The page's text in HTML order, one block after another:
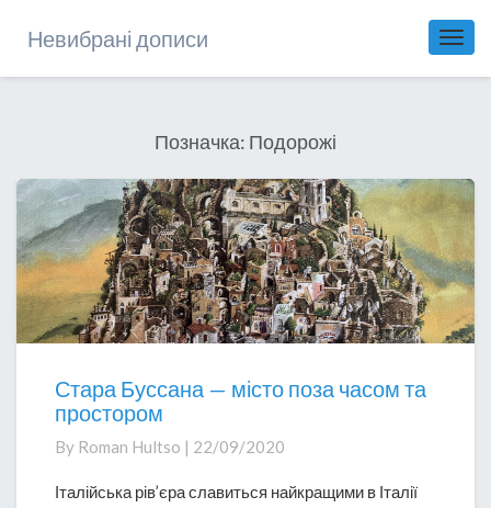
Невибрані дописи
Позначка: Подорожі
Стара
Буссана
місто
поза
Стара Буссана — місто поза часом та
простором
By Roman Hultso | 22/09/2020
Італійська рів’єра славиться найкращими в Італії